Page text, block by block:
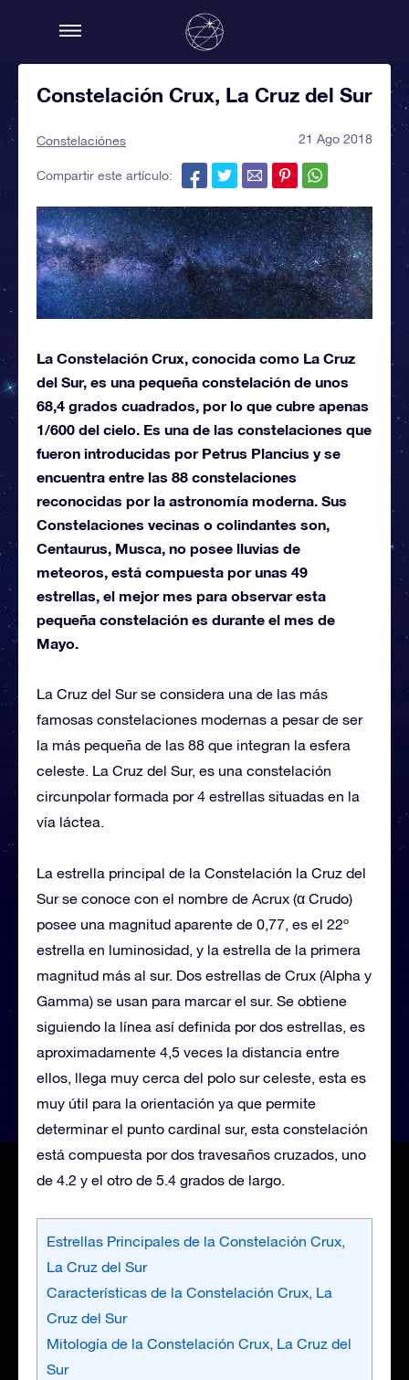
Constelación Crux, La Cruz del Sur
Constelaciónes 21 Ago 2018
Compartir este artículo:
La Constelación Crux, conocida como La Cruz
del Sur, es una pequeña constelación de unos
68,4 grados cuadrados, por lo que cubre apenas
1/600 del cielo. Es una de las constelaciones que
fueron introducidas por Petrus Plancius y se
encuentra entre las 88 constelaciones
reconocidas por la astronomía moderna. Sus
Constelaciones vecinas o colindantes son,
Centaurus, Musca, no posee lluvias de
meteoros, está compuesta por unas 49
estrellas, el mejor mes para observar esta
pequeña constelación es durante el mes de
Mayo.
La Cruz del Sur se considera una de las más
famosas constelaciones modernas a pesar de ser
la más pequeña de las 88 que integran la esfera
celeste. La Cruz del Sur, es una constelación
circunpolar formada por 4 estrellas situadas en la
vía láctea.
La estrella principal de la Constelación la Cruz del
Sur se conoce con el nombre de Acrux (α Crudo)
posee una magnitud aparente de 0,77, es el 22º
estrella en luminosidad, y la estrella de la primera
magnitud más al sur. Dos estrellas de Crux (Alpha y
Gamma) se usan para marcar el sur. Se obtiene
siguiendo la línea así definida por dos estrellas, es
aproximadamente 4,5 veces la distancia entre
ellos, llega muy cerca del polo sur celeste, esta es
muy útil para la orientación ya que permite
determinar el punto cardinal sur, esta constelación
está compuesta por dos travesaños cruzados, uno
de 4.2 y el otro de 5.4 grados de largo.
Estrellas Principales de la Constelación Crux,
La Cruz del Sur
Características de la Constelación Crux, La
Cruz del Sur
Mitología de la Constelación Crux, La Cruz del
Sur